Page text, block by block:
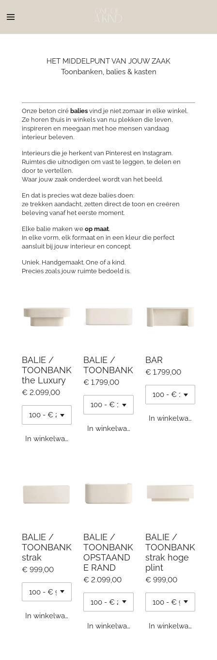
direct
HET MIDDELPUNT VAN JOUW ZAAK
Toonbanken, balies & kasten
Onze beton ciré baliesvind je niet zomaar in elke winkel.
Ze horen thuis in winkels van nu plekken die leven,
inspireren en meegaan met hoe mensen vandaag
interieur beleven.
Interieurs die je herkent van Pinterest en Instagram.
Ruimtes die uitnodigen om vast te leggen, te delen en
door te vertellen.
Waar jouw zaak onderdeel wordt van het beeld.
En dat is precies wat deze balies doen:
ze trekken aandacht, zetten direct de toon en creëren
beleving vanaf het eerste moment.
Elke balie maken we op maat.
In elke vorm, elk formaat en in een kleur die perfect
aansluit bij jouw interieur en concept.
Uniek. Handgemaakt. One of a kind.
Precies zoals jouw ruimte bedoeld is.
BALIE /
TOONBANK
the Luxury
€ 2.099,00
In winkelwagen
BALIE /
TOONBANK
€ 1.799,00
In winkelwagen
BAR
€ 1.799,00
In winkelwagen
BALIE /
TOONBANK
strak
€ 999,00
In winkelwagen
BALIE /
TOONBANK
OPSTAAND
E RAND
€ 2.099,00
In winkelwagen
BALIE /
TOONBANK
strak hoge
plint
€ 999,00
In winkelwagen